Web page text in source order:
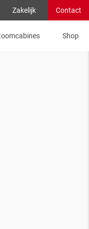
Zakelijk Contact
Shop